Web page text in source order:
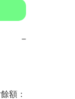
−
額：